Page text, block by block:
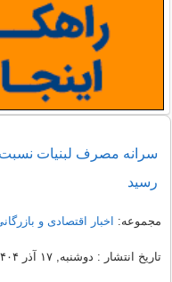
رسید
مجموعه: اخبار اقتصادی و
تاریخ انتشار : دوشنبه, ۱۷ آذر ۱۴۰۴ ۰۸:۴۵